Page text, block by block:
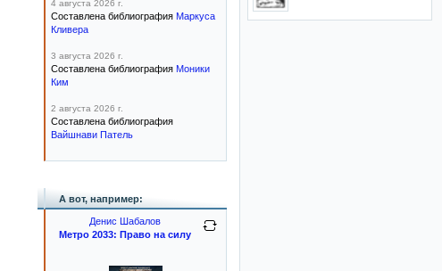
4 августа 2026 г.
Составлена библиография Маркуса
Кливера
3 августа 2026 г.
Составлена библиография Моники
Ким
2 августа 2026 г.
Составлена библиография
Вайшнави Патель
А вот, например:
Денис Шабалов
Метро 2033: Право на силу